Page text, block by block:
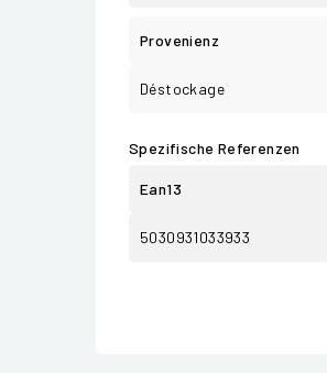
Provenienz
Déstockage
Spezifische Referenzen
Ean13
5030931033933